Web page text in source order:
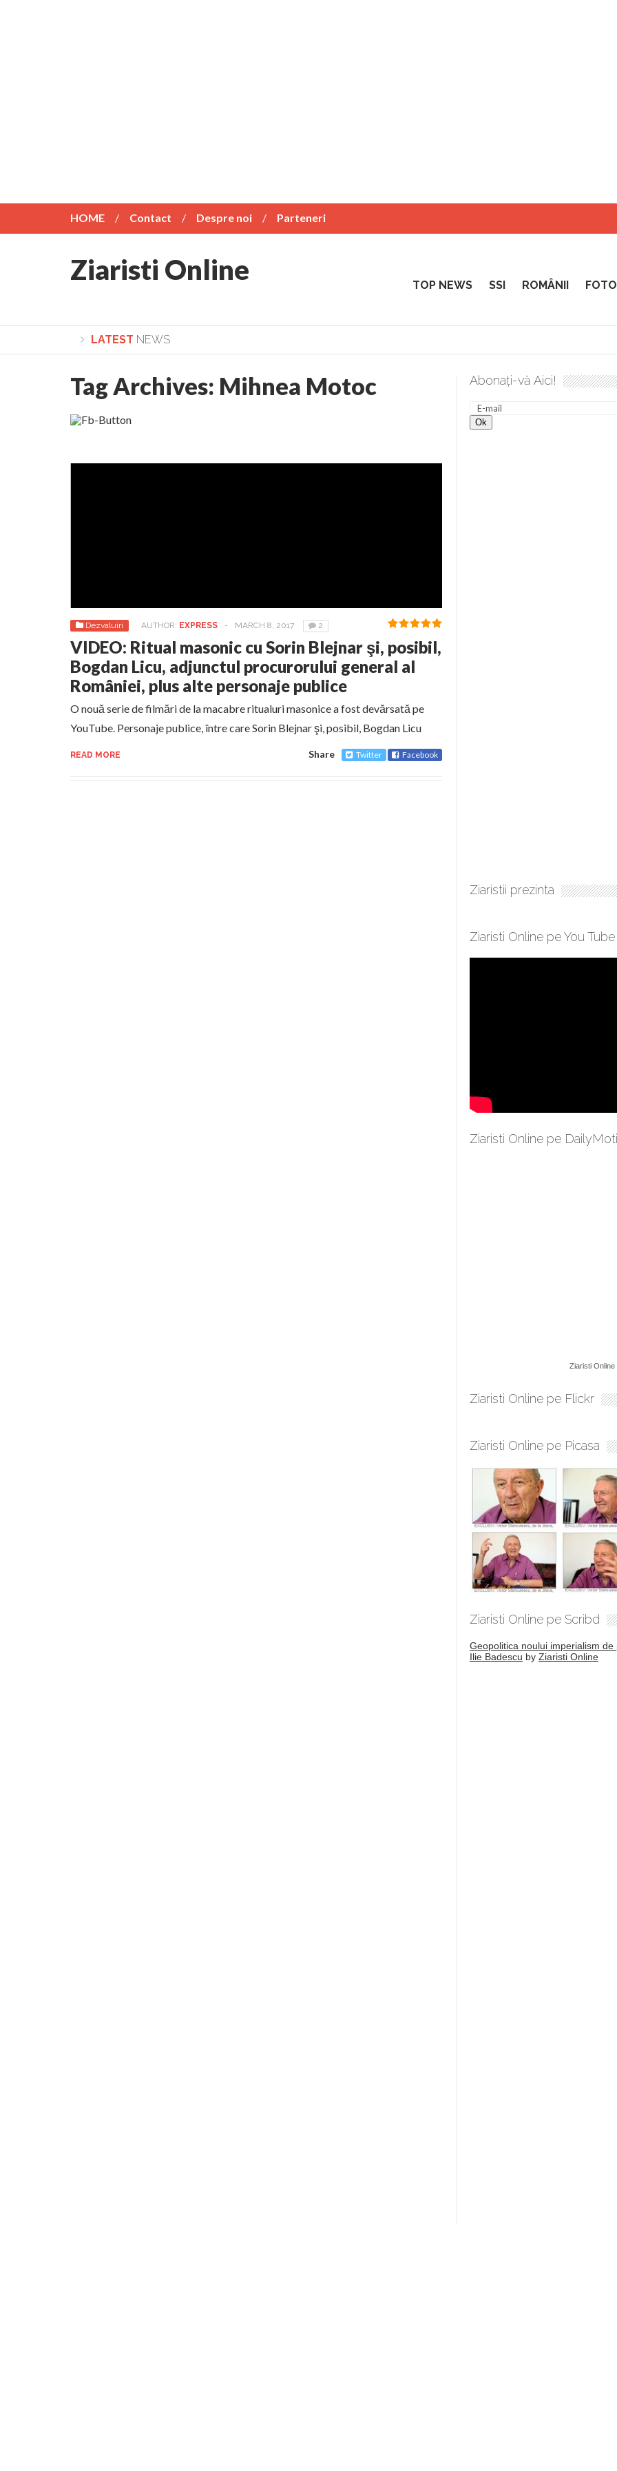
HOME Contact Despre noi Parteneri
Ziaristi Online TOP NEWS SSI ROMÂNII
LATEST NEWS
Lepădarea de sine și urmarea lui Hristos. Calea spre desăvârșire. Gând de duminică de Elena Solunca Moise
Tag Archives: Mihnea Motoc
Dezvaluiri AUTHOR: EXPRESS - MARCH 8, 2017 2
VIDEO: Ritual masonic cu Sorin Blejnar şi, posibil,
Bogdan Licu, adjunctul procurorului general al
României, plus alte personaje publice
O nouă serie de filmări de la macabre ritualuri masonice a fost devărsată pe
YouTube. Personaje publice, între care Sorin Blejnar şi, posibil, Bogdan Licu
READ MORE Share Twitter Facebook
Abonați-vă Aici!
Ziaristii prezinta
Ziaristi Online pe You Tube
Ziaristi Online pe
Ziaristi Online
Ziaristi Online pe Flickr
Ziaristi Online pe Picasa
Ziaristi Online pe Scribd
Geopolitica noului imperialism de
Ilie Badescu by Ziaristi Online